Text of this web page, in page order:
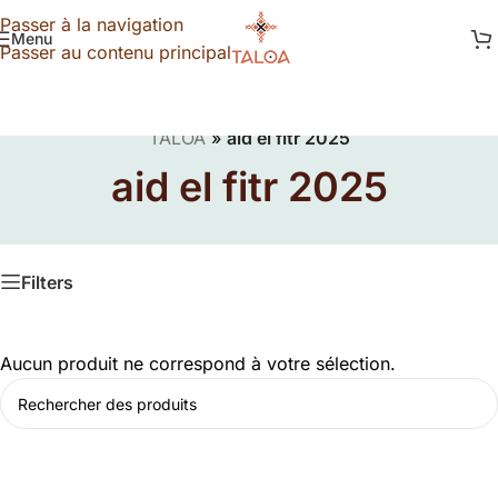
Passer à la navigation
Passer au contenu principal
Menu
TALOA»aid el fitr 2025
aid el fitr 2025
Filters
Aucun produit ne correspond à votre sélection.